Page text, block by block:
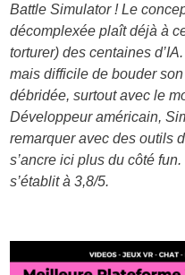
Battle Simulator ! Le
décomplexée plaît déjà à
torturer) des centaines
mais difficile de bouder
débridée, surtout avec le
Développeur américain,
remarquer avec des outils
s’ancre ici plus du côté
s’établit à 3,8/5.